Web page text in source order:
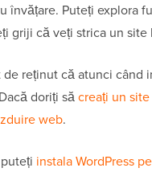
învățare. Puteți explora
griji că veți strica un site
reținut că atunci când
doriți săcreați un
web.
instala WordPress